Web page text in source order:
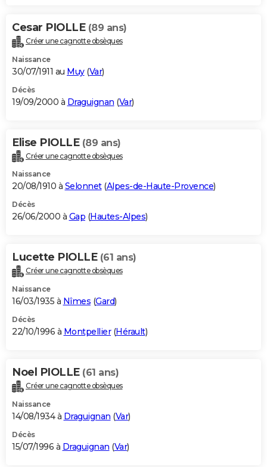
Cesar PIOLLE (89 ans)
Créer une cagnotte obsèques
Naissance
30/07/1911 au Muy(Var)
Décès
19/09/2000 à Draguignan (Var)
Elise PIOLLE (89 ans)
Créer une cagnotte obsèques
Naissance
20/08/1910 à Selonnet(Alpes-de-Haute-Provence)
Décès
26/06/2000 à Gap (Hautes-Alpes)
Lucette PIOLLE (61 ans)
Créer une cagnotte obsèques
Naissance
16/03/1935 à Nîmes (Gard)
Décès
22/10/1996 à Montpellier(Hérault)
Noel PIOLLE (61 ans)
Créer une cagnotte obsèques
Naissance
14/08/1934 à Draguignan (Var)
Décès
15/07/1996 à Draguignan (Var)